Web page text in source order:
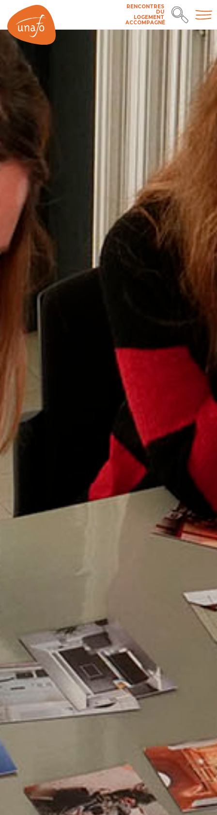
RENCONTRES
DU
LOGEMENT
ACCOMPAGNÉ